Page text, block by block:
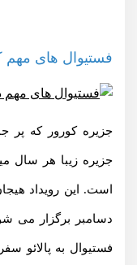
فستیوال های مهم
جزیره کورور که پر
جزیره زیبا هر سال
است. این رویداد
دسامبر برگزار می
فستیوال به پالائو